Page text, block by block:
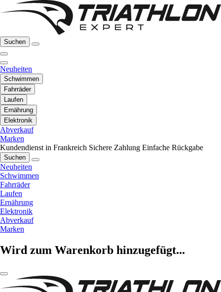
Suchen
Neuheiten
Schwimmen
Fahrräder
Laufen
Ernährung
Elektronik
Abverkauf
Marken
Kundendienst in Frankreich Sichere Zahlung Einfache Rückgabe
Suchen
Neuheiten
Schwimmen
Fahrräder
Laufen
Ernährung
Elektronik
Abverkauf
Marken
Wird zum Warenkorb hinzugefügt...